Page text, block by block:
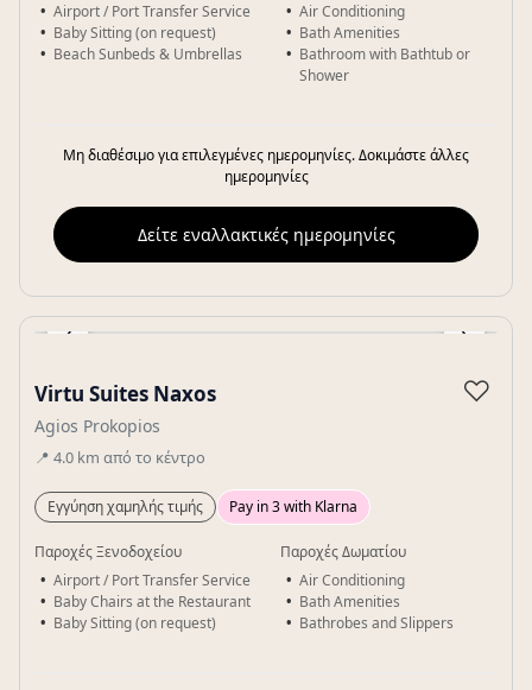
Airport / Port Transfer Service
Baby Sitting (on request)
Beach Sunbeds & Umbrellas
Air Conditioning
Bath Amenities
Bathroom with Bathtub or
Shower
Μη διαθέσιμο για επιλεγμένες ημερομηνίες. Δοκιμάστε άλλες
ημερομηνίες
Δείτε εναλλακτικές ημερομηνίες
‹ ›
Virtu Suites Naxos
Agios Prokopios
📍 4.0 km από το κέντρο
♡
Εγγύηση χαμηλής τιμής Pay in 3 with Klarna
Παροχές Ξενοδοχείου
Airport / Port Transfer Service
Baby Chairs at the Restaurant
Baby Sitting (on request)
Παροχές Δωματίου
Air Conditioning
Bath Amenities
Bathrobes and Slippers